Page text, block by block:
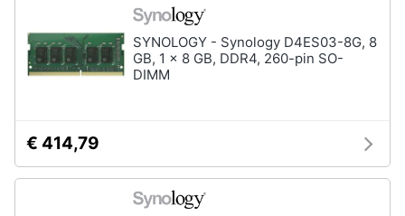
SYNOLOGY - Synology D4ES03-8G, 8
GB, 1 x 8 GB, DDR4, 260-pin SO-
DIMM
€ 414,79